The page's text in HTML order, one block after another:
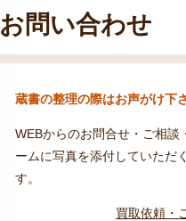
お問い合わせ
蔵書の整理の際はお声がけ下さ
WEBからのお問合せ・ご相談
ームに写真を添付していただ
す。
買取依頼・